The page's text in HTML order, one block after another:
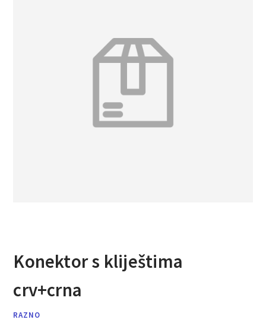
Konektor s kliještima
crv+crna
RAZNO